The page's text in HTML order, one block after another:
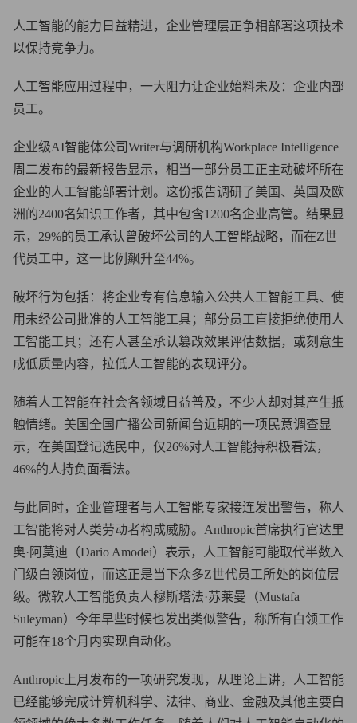
人工智能的能力日益精进，企业管理层正争相部署这项技术
以保持竞争力。
人工智能应用过程中，一大阻力让企业始料未及：企业内部
员工。
企业级AI智能体公司Writer与调研机构Workplace Intelligence
周二发布的最新报告显示，相当一部分员工正主动破坏所在
企业的人工智能部署计划。这份报告调研了美国、英国及欧
洲的2400名知识工作者，其中包含1200名企业高管。结果显
示，29%的员工承认曾破坏公司的人工智能战略，而在Z世
代员工中，这一比例飙升至44%。
破坏行为包括：将企业专有信息输入公共人工智能工具、使
用未经公司批准的人工智能工具；部分员工直接拒绝使用人
工智能工具；还有人甚至承认篡改效果评估数据，或刻意生
成低质量内容，拉低人工智能的表现评分。
随着人工智能在社会各领域日益普及，不少人却对其产生抵
触情绪。美国全国广播公司新闻台近期的一项民意调查显
示，在美国登记选民中，仅26%对人工智能持积极看法，
46%的人持负面看法。
与此同时，企业管理者与人工智能专家接连发出警告，称人
工智能将对人类劳动者构成威胁。Anthropic首席执行官达里
奥·阿莫迪（Dario Amodei）表示，人工智能可能取代半数入
门级白领岗位，而这正是当下众多Z世代员工所处的岗位层
级。微软人工智能负责人穆斯塔法·苏莱曼（Mustafa
Suleyman）今年早些时候也发出类似警告，称所有白领工作
可能在18个月内实现自动化。
Anthropic上月发布的一项研究发现，从理论上讲，人工智能
已经能够完成计算机科学、法律、商业、金融及其他主要白